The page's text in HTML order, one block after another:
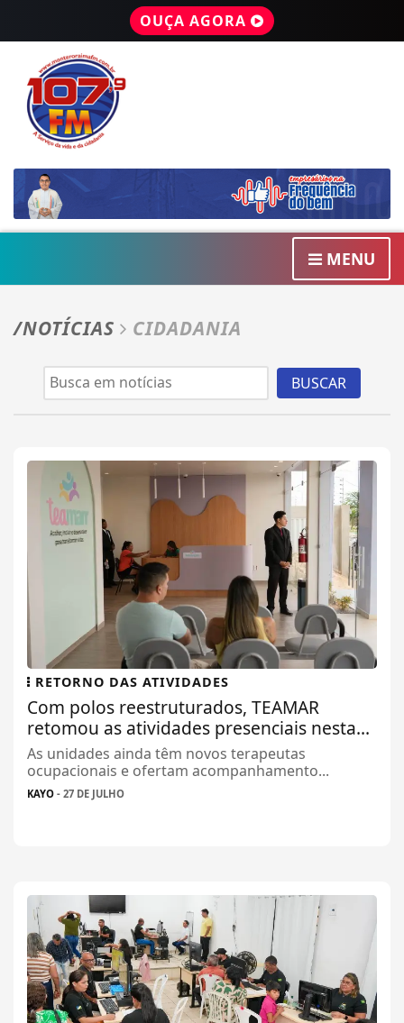
OUÇA AGORA
MENU
/NOTÍCIAS CIDADANIA
BUSCAR
RETORNO DAS ATIVIDADES
Com polos reestruturados, TEAMAR
retomou as atividades presenciais nesta...
As unidades ainda têm novos terapeutas
ocupacionais e ofertam acompanhamento...
KAYO - 27 DE JULHO